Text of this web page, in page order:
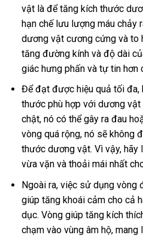
vật là để tăng kích thước
hạn chế lưu lượng máu chảy
dương vật cương cứng và to
tăng đường kính và độ dài
giác hưng phấn và tự tin hơn
Để đạt được hiệu quả tối đa,
thước phù hợp với dương vật
chật, nó có thể gây ra đau
vòng quá rộng, nó sẽ không
thước dương vật. Vì vậy,
vừa vặn và thoải mái nhất
Ngoài ra, việc sử dụng vòng
giúp tăng khoái cảm cho cả
dục. Vòng giúp tăng kích
chạm vào vùng âm hộ,